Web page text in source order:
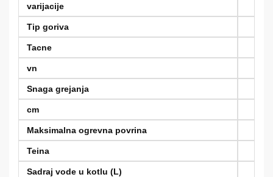
varijacije
Tip goriva
Tacne
vn
Snaga grejanja
cm
Maksimalna ogrevna povrina
Teina
Sadraj vode u kotlu (L)